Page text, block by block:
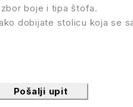
boje i tipa štofa.
dobijate stolicu koja se
Pošalji upit